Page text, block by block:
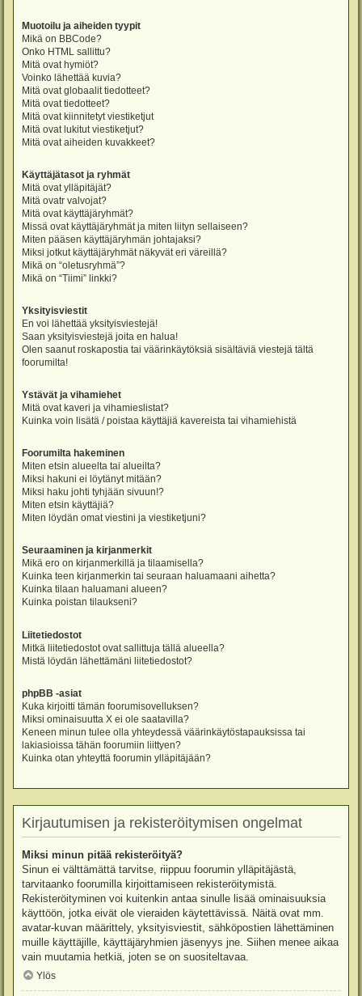
Muotoilu ja aiheiden tyypit
Mikä on BBCode?
Onko HTML sallittu?
Mitä ovat hymiöt?
Voinko lähettää kuvia?
Mitä ovat globaalit tiedotteet?
Mitä ovat tiedotteet?
Mitä ovat kiinnitetyt viestiketjut
Mitä ovat lukitut viestiketjut?
Mitä ovat aiheiden kuvakkeet?
Käyttäjätasot ja ryhmät
Mitä ovat ylläpitäjät?
Mitä ovatr valvojat?
Mitä ovat käyttäjäryhmät?
Missä ovat käyttäjäryhmät ja miten liityn sellaiseen?
Miten pääsen käyttäjäryhmän johtajaksi?
Miksi jotkut käyttäjäryhmät näkyvät eri väreillä?
Mikä on “oletusryhmä”?
Mikä on “Tiimi” linkki?
Yksityisviestit
En voi lähettää yksityisviestejä!
Saan yksityisviestejä joita en halua!
Olen saanut roskapostia tai väärinkäytöksiä sisältäviä viestejä tältä
foorumilta!
Ystävät ja vihamiehet
Mitä ovat kaveri ja vihamieslistat?
Kuinka voin lisätä / poistaa käyttäjiä kavereista tai vihamiehistä
Foorumilta hakeminen
Miten etsin alueelta tai alueilta?
Miksi hakuni ei löytänyt mitään?
Miksi haku johti tyhjään sivuun!?
Miten etsin käyttäjiä?
Miten löydän omat viestini ja viestiketjuni?
Seuraaminen ja kirjanmerkit
Mikä ero on kirjanmerkillä ja tilaamisella?
Kuinka teen kirjanmerkin tai seuraan haluamaani aihetta?
Kuinka tilaan haluamani alueen?
Kuinka poistan tilaukseni?
Liitetiedostot
Mitkä liitetiedostot ovat sallittuja tällä alueella?
Mistä löydän lähettämäni liitetiedostot?
phpBB -asiat
Kuka kirjoitti tämän foorumisovelluksen?
Miksi ominaisuutta X ei ole saatavilla?
Keneen minun tulee olla yhteydessä väärinkäytöstapauksissa tai
lakiasioissa tähän foorumiin liittyen?
Kuinka otan yhteyttä foorumin ylläpitäjään?
Kirjautumisen ja rekisteröitymisen ongelmat
Miksi minun pitää rekisteröityä?
Sinun ei välttämättä tarvitse, riippuu foorumin ylläpitäjästä,
tarvitaanko foorumilla kirjoittamiseen rekisteröitymistä.
Rekisteröityminen voi kuitenkin antaa sinulle lisää ominaisuuksia
käyttöön, jotka eivät ole vieraiden käytettävissä. Näitä ovat mm.
avatar-kuvan määrittely, yksityisviestit, sähköpostien lähettäminen
muille käyttäjille, käyttäjäryhmien jäsenyys jne. Siihen menee aikaa
vain muutamia hetkiä, joten se on suositeltavaa.
Ylös